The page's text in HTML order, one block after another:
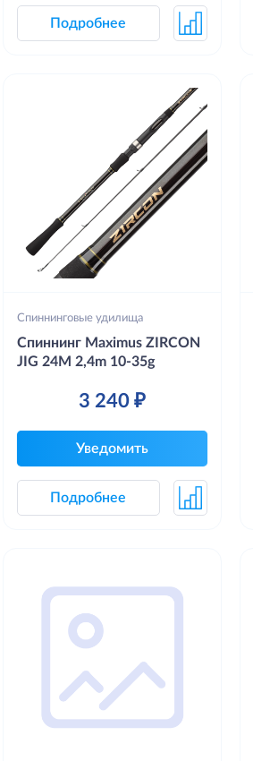
Подробнее
Спиннинговые удилища
Спиннинг Maximus ZIRCON
JIG 24M 2,4m 10-35g
3 240 ₽
Уведомить
Подробнее